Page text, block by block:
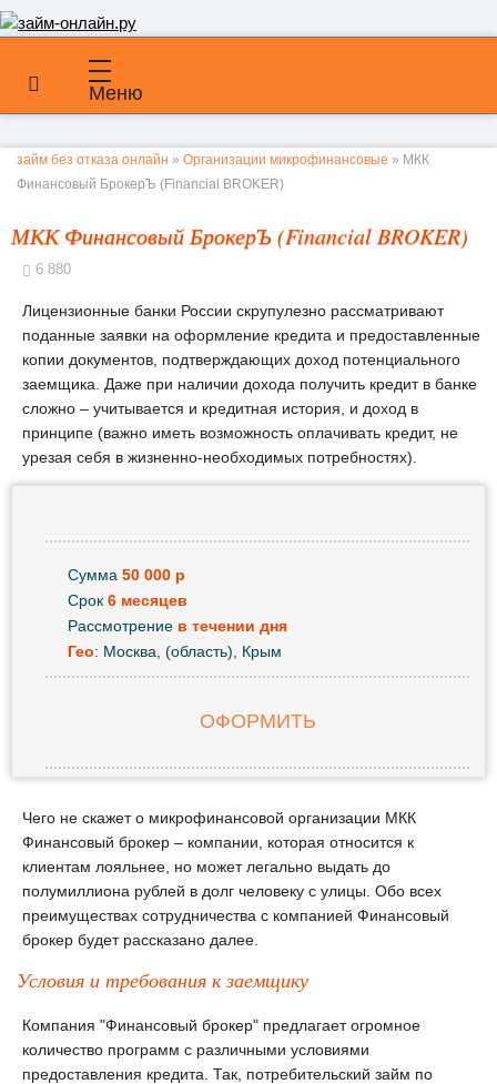
Меню
займ без отказа онлайн » Организации микрофинансовые » МКК
Финансовый БрокерЪ (Financial BROKER)
МКК Финансовый БрокерЪ (Financial BROKER)
6 880
Лицензионные банки России скрупулезно рассматривают
поданные заявки на оформление кредита и предоставленные
копии документов, подтверждающих доход потенциального
заемщика. Даже при наличии дохода получить кредит в банке
сложно – учитывается и кредитная история, и доход в
принципе (важно иметь возможность оплачивать кредит, не
урезая себя в жизненно-необходимых потребностях).
Сумма 50 000 р
Срок 6 месяцев
Рассмотрение в течении дня
Гео: Москва, (область), Крым
ОФОРМИТЬ
Чего не скажет о микрофинансовой организации МКК
Финансовый брокер – компании, которая относится к
клиентам лояльнее, но может легально выдать до
полумиллиона рублей в долг человеку с улицы. Обо всех
преимуществах сотрудничества с компанией Финансовый
брокер будет рассказано далее.
Условия и требования к заемщику
Компания "Финансовый брокер" предлагает огромное
количество программ с различными условиями
предоставления кредита. Так, потребительский займ по